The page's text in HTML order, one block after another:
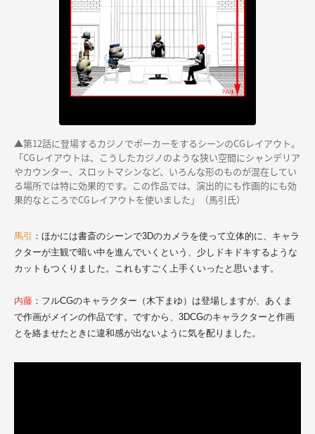
▲第12話に登場するカジノでポーカーをするシーンのCGレイアウト。
「CGレイアウトは、こうしたカジノのような狭い空間にシャンデリア
やカウンター、スロットマシンなど、いろんな形のものが混在してい
る場所では特に効果的です。この作品では、演出的にも作画的にも効
果的なところでCGレイアウトを使いました」（馬引氏）
馬引
：ほかには書斎のシーンで3Dのカメラを使って立体的に、キャラ
クターが主観で暗い中を進んでいくという、少しドキドキするような
カットもつくりました。これもすごく上手くいったと思います。
内藤 ：フルCGのキャラクター（木下まゆ）は登場しますが、あくま
で作画がメインの作品です。ですから、3DCGのキャラクターと作画
とを絡ませたときに違和感が出ないように気を配りました。